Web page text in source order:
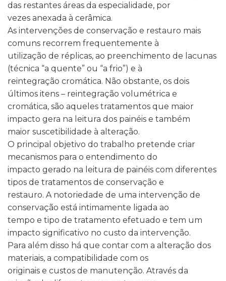
das restantes áreas da especialidade, por
vezes anexada à cerâmica.
As intervenções de conservação e restauro mais
comuns recorrem frequentemente à
utilização de réplicas, ao preenchimento de lacunas
(técnica “a quente” ou “a frio”) e à
reintegração cromática. Não obstante, os dois
últimos itens – reintegração volumétrica e
cromática, são aqueles tratamentos que maior
impacto gera na leitura dos painéis e também
maior suscetibilidade à alteração.
O principal objetivo do trabalho pretende criar
mecanismos para o entendimento do
impacto gerado na leitura de painéis com diferentes
tipos de tratamentos de conservação e
restauro. A notoriedade de uma intervenção de
conservação está intimamente ligada ao
tempo e tipo de tratamento efetuado e tem um
impacto significativo no custo da intervenção.
Para além disso há que contar com a alteração dos
materiais, a compatibilidade com os
originais e custos de manutenção. Através da